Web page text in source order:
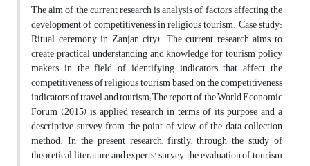
The aim of the current research is analysis of factors affecting the
development of competitiveness in religious tourism. Case study:
Ritual ceremony in Zanjan city). The current research aims to
create practical understanding and knowledge for tourism policy
makers in the field of identifying indicators that affect the
competitiveness of religious tourism based on the competitiveness
indicators of travel and tourism; The report of the World Economic
Forum (2015) is applied research in terms of its purpose and a
descriptive survey from the point of view of the data collection
method. In the present research, firstly, through the study of
theoretical literature and experts' survey, the evaluation of tourism